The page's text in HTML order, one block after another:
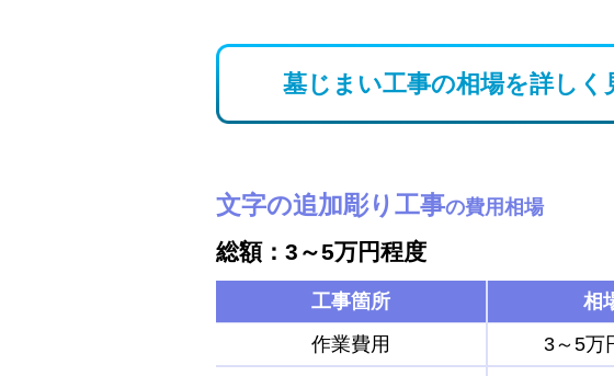
墓じまい工事の相場を詳しく
文字の追加彫り工事の費用相場
総額：3～5万円程度
工事箇所
相
作業費用
3～5万